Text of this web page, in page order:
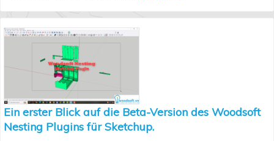
Ein erster Blick auf die Beta-Version des Woodsoft
Nesting Plugins für Sketchup.